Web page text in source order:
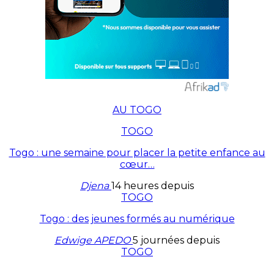
AU TOGO
TOGO
Togo : une semaine pour placer la petite enfance au
cœur…
Djena14 heures depuis
TOGO
Togo : des jeunes formés au numérique
Edwige APEDO5 journées depuis
TOGO